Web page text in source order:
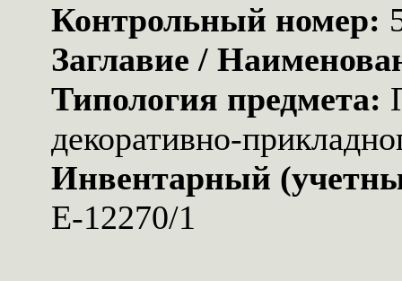
Контрольный номер:
Заглавие /
Типология предмета:
декоративно-
Инвентарный
Е-12270/1